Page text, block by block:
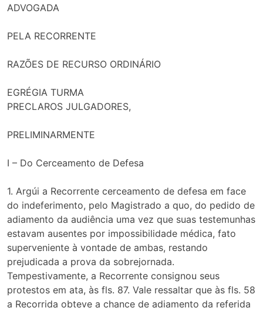
ADVOGADA
PELA RECORRENTE
RAZÕES DE RECURSO ORDINÁRIO
EGRÉGIA TURMA
PRECLAROS JULGADORES,
PRELIMINARMENTE
I – Do Cerceamento de Defesa
1. Argúi a Recorrente cerceamento de defesa em face
do indeferimento, pelo Magistrado a quo, do pedido de
adiamento da audiência uma vez que suas testemunhas
estavam ausentes por impossibilidade médica, fato
superveniente à vontade de ambas, restando
prejudicada a prova da sobrejornada.
Tempestivamente, a Recorrente consignou seus
protestos em ata, às fls. 87. Vale ressaltar que às fls. 58
a Recorrida obteve a chance de adiamento da referida